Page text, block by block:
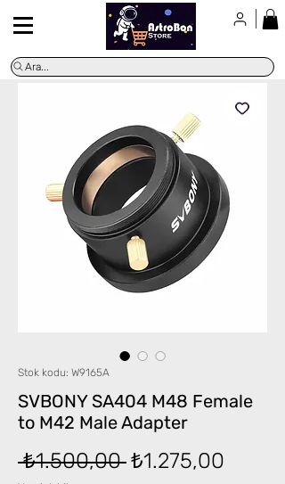
Ara...
Stok kodu: W9165A
SVBONY SA404 M48 Female
to M42 Male Adapter
₺1.500,00 Normal
₺1.275,00